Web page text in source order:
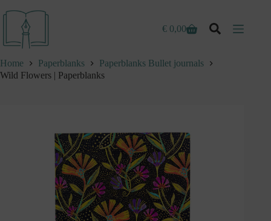
naar
inhoud
Winkelwagen
€ 0,00
Home Paperblanks
Paperblanks Bullet journals
Wild Flowers | Paperblanks